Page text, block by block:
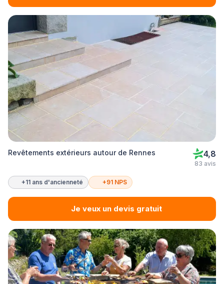
Revêtements extérieurs autour de Rennes 4,8
83 avis
+11 ans d'ancienneté +91 NPS
Je veux un devis gratuit